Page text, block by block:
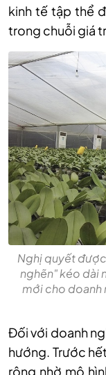
kinh tế tập thể
trong chuỗi giá
Nghị quyết
nghẽn" kéo dài
mới cho doanh
Đối với doanh
hướng. Trước
rộng nhờ mô